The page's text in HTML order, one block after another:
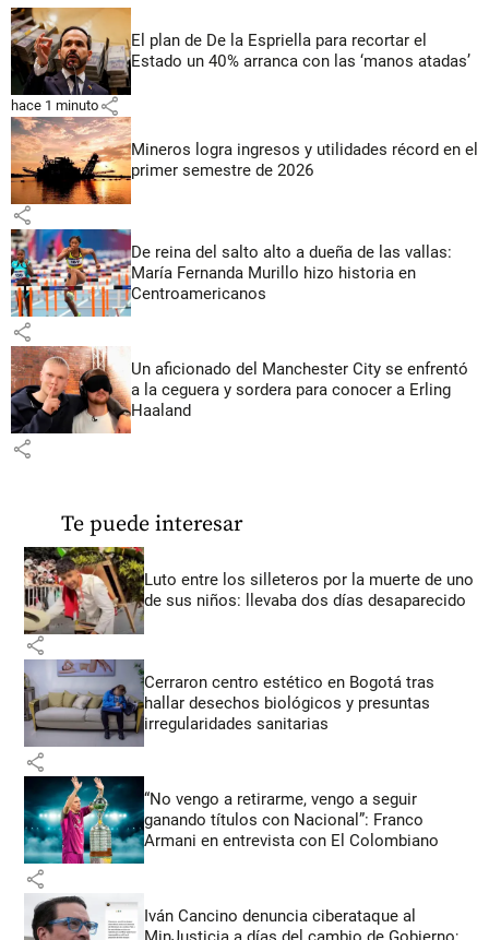
El plan de De la Espriella para recortar el
Estado un 40% arranca con las ‘manos atadas’
hace 1 minuto share
Mineros logra ingresos y utilidades récord en el
primer semestre de 2026
share
De reina del salto alto a dueña de las vallas:
María Fernanda Murillo hizo historia en
Centroamericanos
share
Un aficionado del Manchester City se enfrentó
a la ceguera y sordera para conocer a Erling
Haaland
share
Te puede interesar
Luto entre los silleteros por la muerte de uno
de sus niños: llevaba dos días desaparecido
share
Cerraron centro estético en Bogotá tras
hallar desechos biológicos y presuntas
irregularidades sanitarias
share
“No vengo a retirarme, vengo a seguir
ganando títulos con Nacional”: Franco
Armani en entrevista con El Colombiano
share
Iván Cancino denuncia ciberataque al